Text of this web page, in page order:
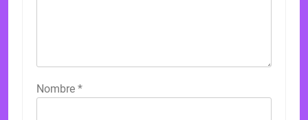
Nombre *